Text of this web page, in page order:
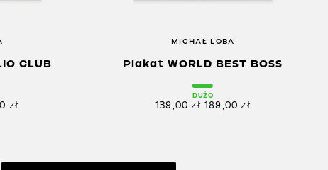
CLUB
zł
MICHAŁ LOBA
Plakat WORLD BEST BOSS
DUŻO
139,00zł 189,00zł